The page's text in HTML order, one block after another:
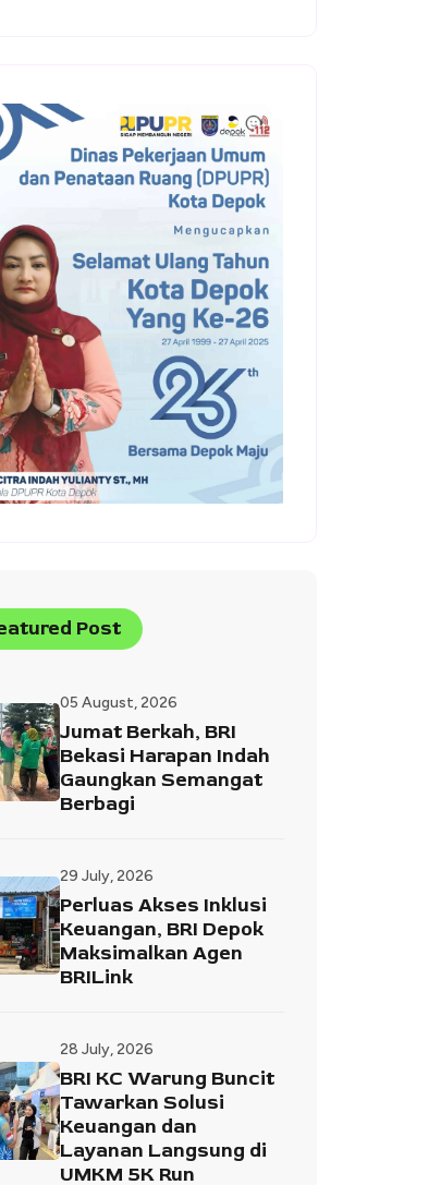
Post
05 August, 2026
Jumat Berkah, BRI
Bekasi Harapan Indah
Gaungkan Semangat
Berbagi
29 July, 2026
Perluas Akses Inklusi
Keuangan, BRI Depok
Maksimalkan Agen
BRILink
28 July, 2026
BRI KC Warung Buncit
Tawarkan Solusi
Keuangan dan
Layanan Langsung di
UMKM 5K Run